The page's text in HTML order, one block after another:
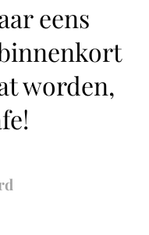
eens
worden,